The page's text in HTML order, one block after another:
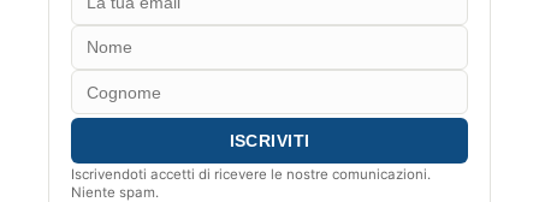
Iscrivendoti accetti di ricevere le nostre comunicazioni.
Niente spam.